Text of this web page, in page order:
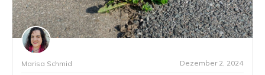
Marisa Schmid Dezember 2, 2024